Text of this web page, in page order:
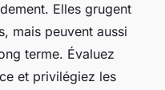
. Elles grugent
mais peuvent aussi
terme. Évaluez
et privilégiez les